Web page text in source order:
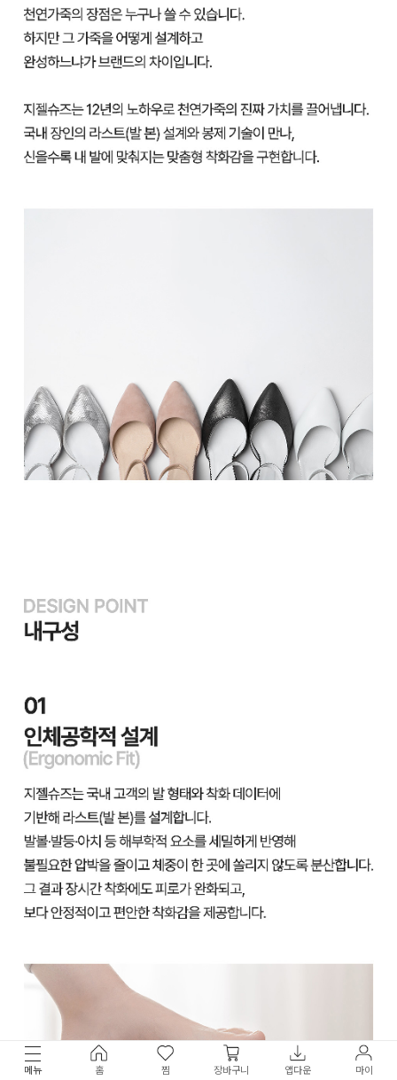
메뉴 홈 찜 장바구니 앱다운 마이